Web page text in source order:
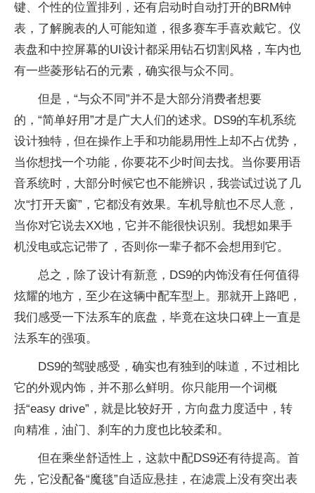
键、个性的位置排列，还有启动时自动打开的BRM钟
表，了解腕表的人可能知道，很多赛车手喜欢戴它。仪
表盘和中控屏幕的UI设计都采用钻石切割风格，车内也
有一些菱形钻石的元素，确实很与众不同。
但是，“与众不同”并不是大部分消费者想要
的，“简单好用”才是广大人们的述求。DS9的车机系统
设计独特，但在操作上手和功能易用性上却不占优势，
当你想找一个功能，你要花不少时间去找。当你要用语
音系统时，大部分时候它也不能辨识，我尝试过说了几
次“打开天窗”，它都没有效果。车机导航也不尽人意，
当你对它说去XX地，它并不能很快识别。我想如果手
机没电或忘记带了，否则你一辈子都不会想用到它。
总之，除了设计有新意，DS9的内饰没有任何值得
炫耀的地方，至少在这辆中配车型上。那就开上路吧，
我们感受一下法系车的底盘，毕竟在这块口碑上一直是
法系车的强项。
DS9的驾驶感受，确实也有独到的味道，不过相比
它的外观内饰，并不那么鲜明。你只能用一个词概
括“easy drive”，就是比较好开，方向盘力度适中，转
向精准，油门、刹车的力度也比较柔和。
但在乘坐舒适性上，这款中配DS9还有待提高。首
先，它没配备“魔毯”自适应悬挂，在滤震上没有突出表